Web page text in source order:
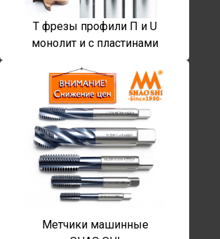
T фрезы профили П и U
монолит и с пластинами
Метчики машинные